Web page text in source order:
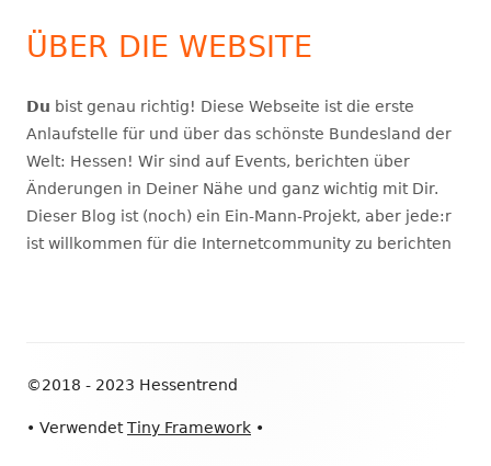
ÜBER DIE WEBSITE
Du bist genau richtig! Diese Webseite ist die erste
Anlaufstelle für und über das schönste Bundesland der
Welt: Hessen! Wir sind auf Events, berichten über
Änderungen in Deiner Nähe und ganz wichtig mit Dir.
Dieser Blog ist (noch) ein Ein-Mann-Projekt, aber jede:r
ist willkommen für die Internetcommunity zu berichten
©2018 - 2023 Hessentrend
• VerwendetTiny Framework •